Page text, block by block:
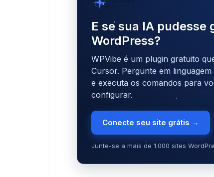
E se sua IA pudesse
WordPress?
WPVibe é um plugin gratuito
Cursor. Pergunte em
e executa os comandos para
configurar.
Conecte seu site grátis →
Junte-se a mais de 1.000 sites